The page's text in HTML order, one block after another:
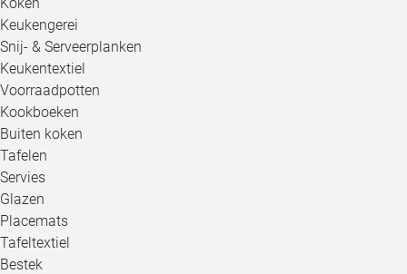
Keukengerei
Snij- & Serveerplanken
Keukentextiel
Voorraadpotten
Kookboeken
Buiten koken
Tafelen
Servies
Glazen
Placemats
Tafeltextiel
Bestek